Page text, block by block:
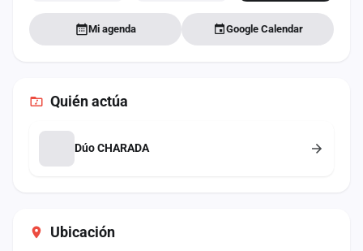
Ubicación
Mi agenda Google Calendar
Quién actúa
Dúo CHARADA